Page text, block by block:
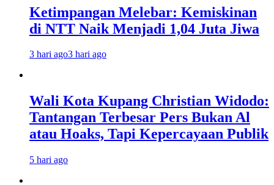
Ketimpangan Melebar: Kemiskinan
di NTT Naik Menjadi 1,04 Juta Jiwa
3 hari ago3 hari ago
Wali Kota Kupang Christian Widodo:
Tantangan Terbesar Pers Bukan Al
atau Hoaks, Tapi Kepercayaan Publik
5 hari ago